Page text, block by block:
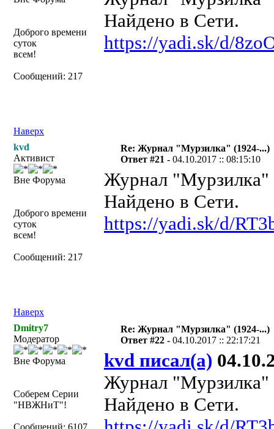
Доброго времени
суток
всем!
Сообщений: 217
Найдено в Сети.
https://yadi.sk/d/
Наверх
kvd
Активист
Вне Форума
Доброго времени
суток
всем!
Сообщений: 217
Re: Журнал "Мурзилка" (1924-...)
Ответ #21 -04.10.2017 :: 08:15:10
Журнал "Мурзилка"
Найдено в Сети.
https://yadi.sk/d/
Наверх
Dmitry7
Модератор
Вне Форума
Соберем Серии
"НВЖНиТ"!
Сообщений: 6107
Re: Журнал "Мурзилка" (1924-...)
Ответ #22 -04.10.2017 :: 22:17:21
kvd писал(а)
Журнал "Мурзилка"
Найдено в Сети.